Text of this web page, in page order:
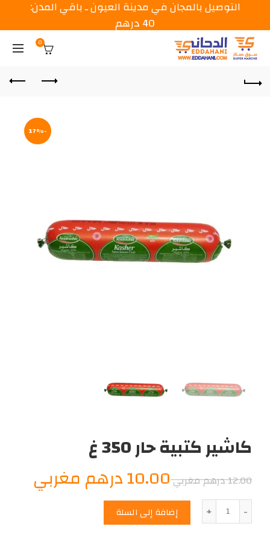
0
-17%
كاشير كتبية حار 350 غ
12.00درهم مغربيالسعر
الأصلي
هو:
10.00درهم مغربي
الكمية إضافة إلى السلة
التوصيل بالمجان في مدينة العيون ـ باقي المدن:
40 درهم